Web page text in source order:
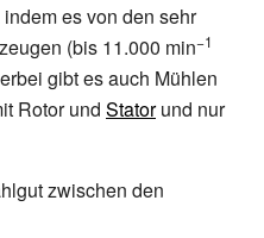
es von den sehr
(bis 11.000 min−1
gibt es auch Mühlen
Rotor und Statorund nur
zwischen den